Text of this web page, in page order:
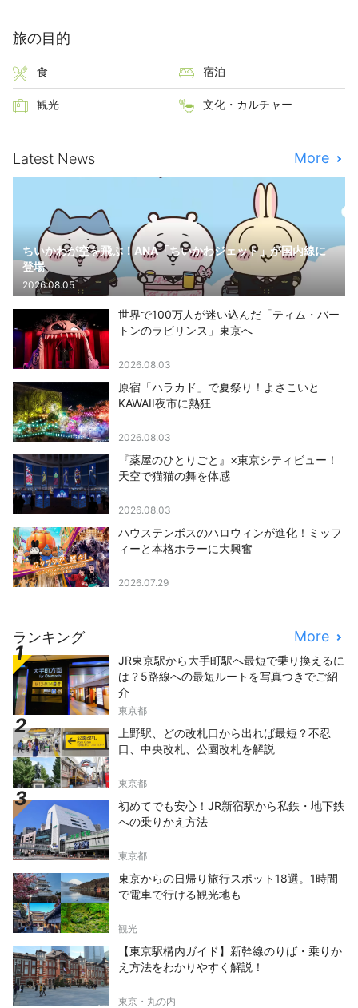
旅の目的
食 宿泊
観光 文化・カルチャー
Latest News More
ちいかわが空を飛ぶ！ANA「ちいかわジェット」が国内線に
登場
2026.08.05
世界で100万人が迷い込んだ「ティム・バー
トンのラビリンス」東京へ
2026.08.03
原宿「ハラカド」で夏祭り！よさこいと
KAWAII夜市に熱狂
2026.08.03
『薬屋のひとりごと』×東京シティビュー！
天空で猫猫の舞を体感
2026.08.03
ハウステンボスのハロウィンが進化！ミッフ
ィーと本格ホラーに大興奮
2026.07.29
ランキング More
JR東京駅から大手町駅へ最短で乗り換えるに
は？5路線への最短ルートを写真つきでご紹
介
東京都
上野駅、どの改札口から出れば最短？不忍
口、中央改札、公園改札を解説
東京都
初めてでも安心！JR新宿駅から私鉄・地下鉄
への乗りかえ方法
東京都
東京からの日帰り旅行スポット18選。1時間
で電車で行ける観光地も
観光
【東京駅構内ガイド】新幹線のりば・乗りか
え方法をわかりやすく解説！
東京・丸の内